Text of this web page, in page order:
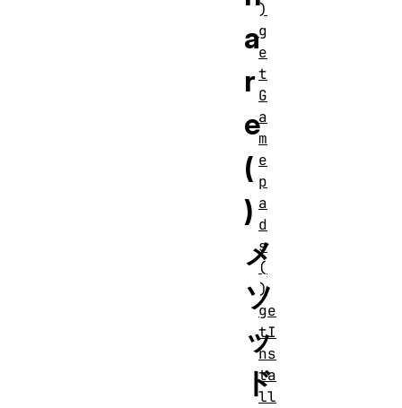
a
r
e
(
)
メ
ソ
ッ
ド
)
g
e
t
G
a
m
e
p
a
d
s
(
)
ge
tI
ns
ta
ll